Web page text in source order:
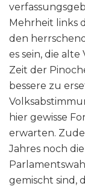
Mehrheit links
den
es sein, die
Zeit der
bessere zu
hier gewisse
erwarten.
Jahres noch
gemischt sind,